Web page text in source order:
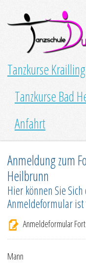
Tanzkurse Krailling
Tanzkurse Bad
Anfahrt
Anmeldung zum
Heilbrunn
Hier können Sie
Anmeldeformular ist
Anmeldeformular
Mann